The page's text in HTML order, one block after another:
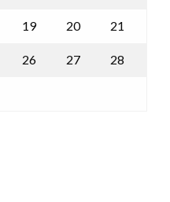
19 20 21
26 27 28